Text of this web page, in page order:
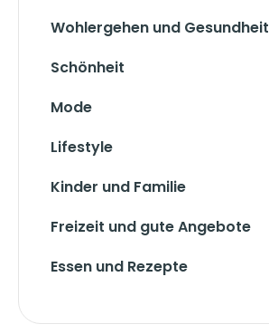
Wohlergehen und Gesundheit
Schönheit
Mode
Lifestyle
Kinder und Familie
Freizeit und gute Angebote
Essen und Rezepte